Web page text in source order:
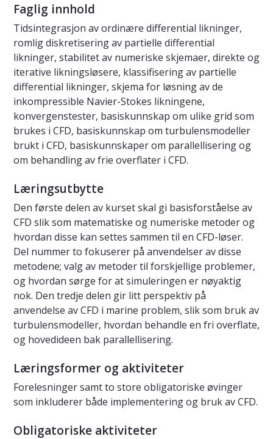
Faglig innhold
Tidsintegrasjon av ordinære differential likninger,
romlig diskretisering av partielle differential
likninger, stabilitet av numeriske skjemaer, direkte og
iterative likningsløsere, klassifisering av partielle
differential likninger, skjema for løsning av de
inkompressible Navier-Stokes likningene,
konvergenstester, basiskunnskap om ulike grid som
brukes i CFD, basiskunnskap om turbulensmodeller
brukt i CFD, basiskunnskaper om parallellisering og
om behandling av frie overflater i CFD.
Læringsutbytte
Den første delen av kurset skal gi basisforståelse av
CFD slik som matematiske og numeriske metoder og
hvordan disse kan settes sammen til en CFD-løser.
Del nummer to fokuserer på anvendelser av disse
metodene; valg av metoder til forskjellige problemer,
og hvordan sørge for at simuleringen er nøyaktig
nok. Den tredje delen gir litt perspektiv på
anvendelse av CFD i marine problem, slik som bruk av
turbulensmodeller, hvordan behandle en fri overflate,
og hovedideen bak parallellisering.
Læringsformer og aktiviteter
Forelesninger samt to store obligatoriske øvinger
som inkluderer både implementering og bruk av CFD.
Obligatoriske aktiviteter